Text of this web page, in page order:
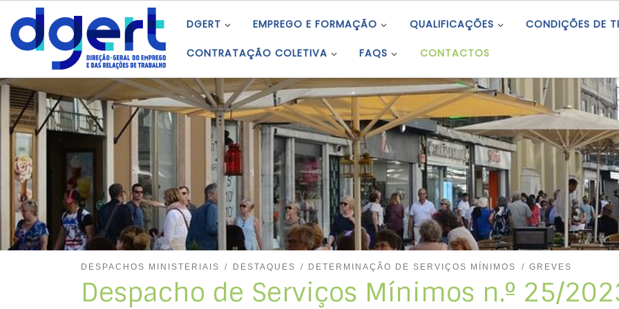
Skip to content DGERT EMPREGO E FORMAÇÃO QUALIFICAÇÕES CONDIÇÕES DE
CONTRATAÇÃO COLETIVA FAQS CONTACTOS
DESPACHOS MINISTERIAIS DESTAQUES DETERMINAÇÃO DE SERVIÇOS MÍNIMOS GREVES
Despacho de Serviços Mínimos n.º 25/